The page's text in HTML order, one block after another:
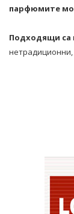
парфюмите
Подходящи са
нетрадиционни,